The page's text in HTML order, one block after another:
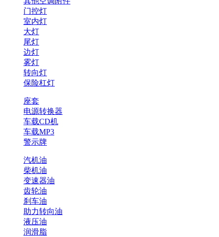
门控灯
室内灯
大灯
尾灯
边灯
雾灯
转向灯
保险杠灯
座套
电源转换器
车载CD机
车载MP3
警示牌
汽机油
柴机油
变速器油
齿轮油
刹车油
助力转向油
液压油
润滑脂